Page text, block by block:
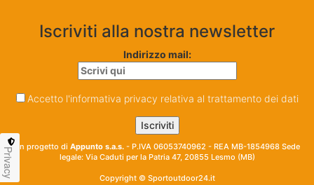
Iscriviti alla nostra newsletter
Indirizzo mail:
Accetto l'informativa privacy relativa al trattamento dei dati
Un progetto di Appunto s.a.s. - P.IVA 06053740962 - REA MB-1854968 Sede
legale: Via Caduti per la Patria 47, 20855 Lesmo (MB)
Copyright © Sportoutdoor24.it
Privacy